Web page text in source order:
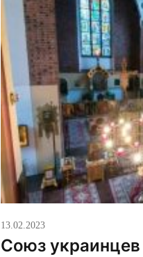
13.02.2023
Союз